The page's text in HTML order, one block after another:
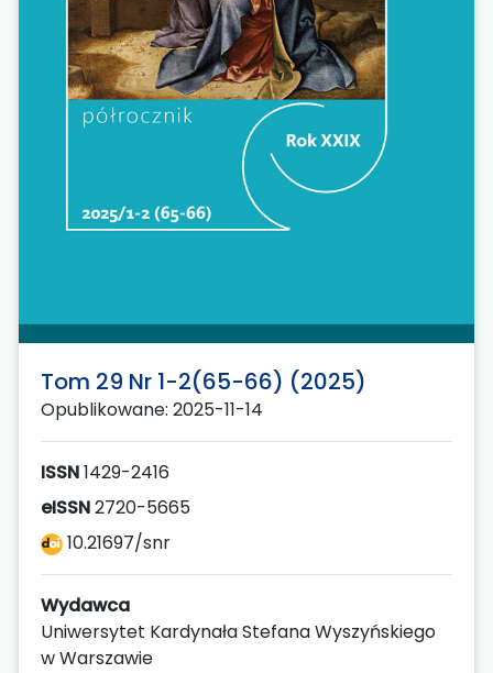
Tom 29 Nr 1-2(65-66) (2025)
Opublikowane: 2025-11-14
ISSN1429-2416
eISSN2720-5665
10.21697/snr
Wydawca
Uniwersytet Kardynała Stefana Wyszyńskiego
w Warszawie